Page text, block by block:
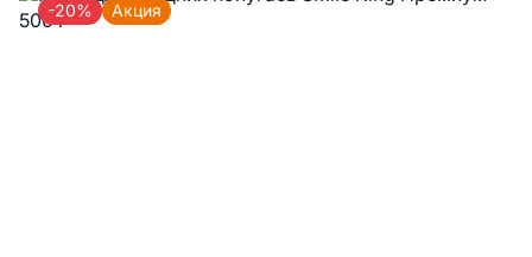
-20% Акция